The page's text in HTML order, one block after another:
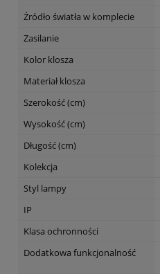
Źródło światła w komplecie
Zasilanie
Kolor klosza
Materiał klosza
Szerokość (cm)
Wysokość (cm)
Długość (cm)
Kolekcja
Styl lampy
IP
Klasa ochronności
Dodatkowa funkcjonalność